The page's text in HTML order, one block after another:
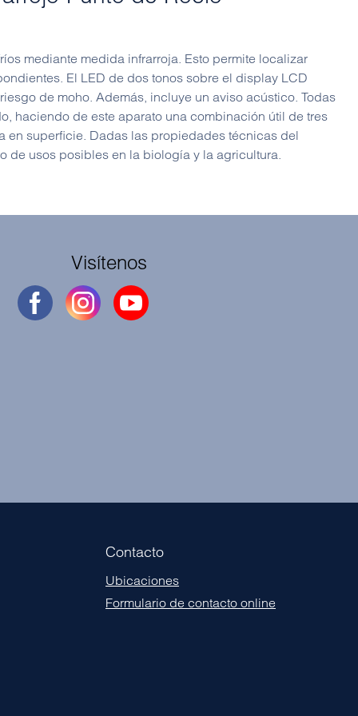
mediante medida infrarroja. Esto permite localizar
El LED de dos tonos sobre el display LCD
de moho. Además, incluye un aviso acústico. Todas
haciendo de este aparato una combinación útil de tres
en superficie. Dadas las propiedades técnicas del
de usos posibles en la biología y la agricultura.
Visítenos
Contacto
Ubicaciones
Formulario de contacto online